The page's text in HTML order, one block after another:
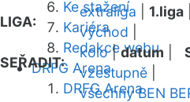
Ke stažení
Kariéra
Redakce webu
DRFG Arena
DRFG Arena
LIGA:
extraliga 1.liga
východ
SEŘADIT:
kolo|datum
vzestupně
všechny BEN